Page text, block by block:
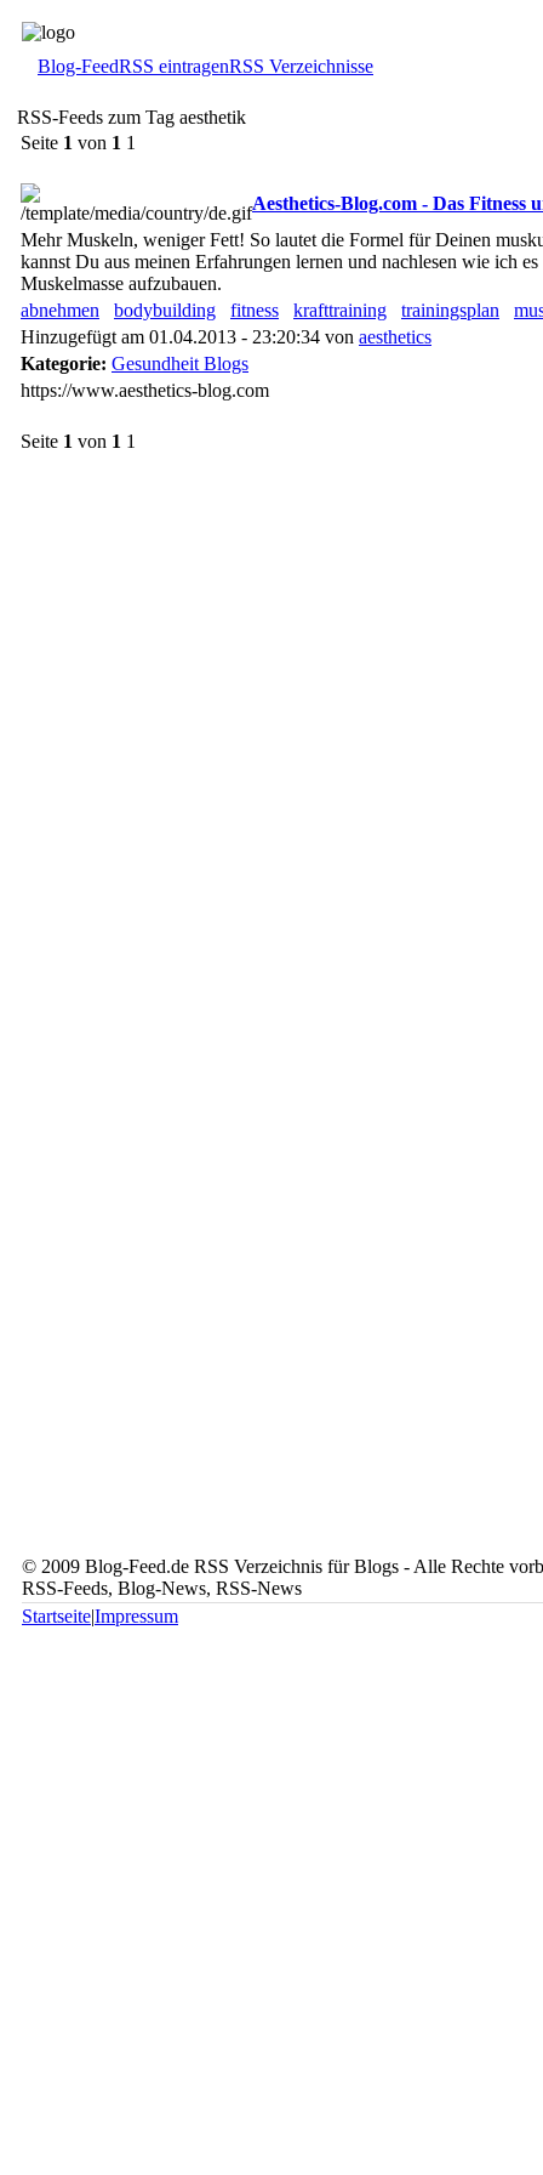
Blog-FeedRSS eintragenRSS Verzeichnisse
RSS-Feeds zum Tag aesthetik
Seite 1 von 1 1
Aesthetics-Blog.com - Das
Mehr Muskeln, weniger Fett! So lautet die Formel für Deinen
kannst Du aus meinen Erfahrungen lernen und nachlesen wie ich
Muskelmasse aufzubauen.
abnehmen
bodybuilding fitness krafttraining trainingsplan
Hinzugefügt am 01.04.2013 - 23:20:34 von aesthetics
Kategorie: Gesundheit Blogs
https://www.aesthetics-blog.com
Seite 1 von 1 1
© 2009 Blog-Feed.de RSS Verzeichnis für Blogs - Alle Rechte
RSS-Feeds, Blog-News, RSS-News
Startseite|Impressum